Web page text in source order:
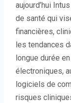
aujourd’hui
de santé qui
financières,
les tendances
longue durée
électroniques,
logiciels de
risques